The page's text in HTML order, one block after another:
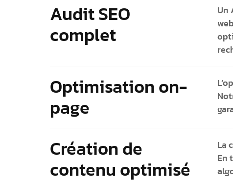
Audit SEO
complet
Un
Optimisation on-
page
Création de
contenu optimisé
La
En